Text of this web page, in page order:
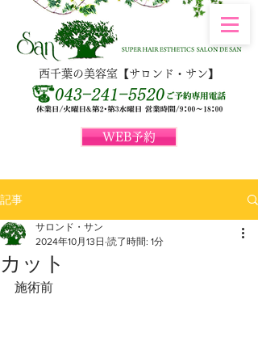
WEB予約
西千葉の美容室【サロンド・サン】
記事
カット
サロンド・サン
2024年10月13日 読了時間: 1分
施術前